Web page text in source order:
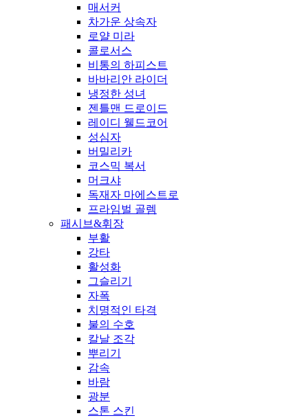
매서커
차가운 상속자
로얄 미라
콜로서스
비통의 하피스트
바바리안 라이더
냉정한 성녀
젠틀맨 드로이드
레이디 웰드코어
성심자
버밀리카
코스믹 복서
머크샤
독재자 마에스트로
프라임벌 골렘
패시브&휘장
부활
강타
활성화
그슬리기
자폭
치명적인 타격
불의 수호
칼날 조각
뿌리기
감속
바람
광분
스톤 스킨